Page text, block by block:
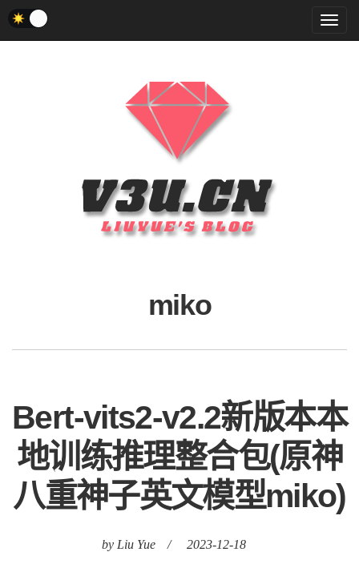
菜
单
miko
Bert-vits2-v2.2新版本本
地训练推理整合包(原神
八重神子英文模型miko)
by Liu Yue / 2023-12-18